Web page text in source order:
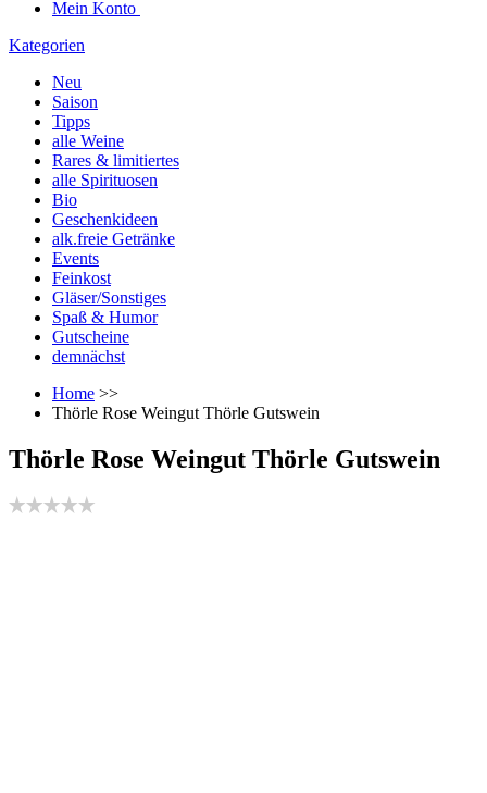
Mein Konto
Kategorien
Neu
Saison
Tipps
alle Weine
Rares & limitiertes
alle Spirituosen
Bio
Geschenkideen
alk.freie Getränke
Events
Feinkost
Gläser/Sonstiges
Spaß & Humor
Gutscheine
demnächst
Home >>
Thörle Rose Weingut Thörle Gutswein
Thörle Rose Weingut Thörle Gutswein